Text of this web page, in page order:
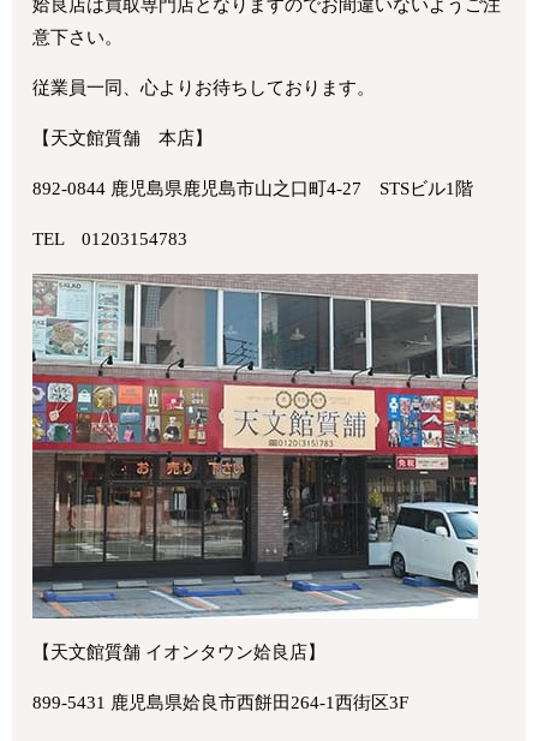
姶良店は買取専門店となりますのでお間違いないようご注
意下さい。
従業員一同、心よりお待ちしております。
【天文館質舗 本店】
892-0844 鹿児島県鹿児島市山之口町4-27 STSビル1階
TEL 01203154783
【天文館質舗 イオンタウン姶良店】
899-5431 鹿児島県姶良市西餅田264-1西街区3F